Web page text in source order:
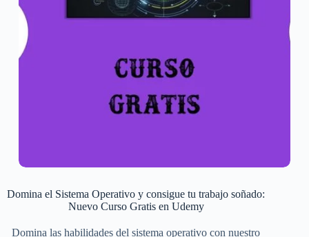
Domina el Sistema Operativo y consigue tu trabajo soñado:
Nuevo Curso Gratis en Udemy
Domina las habilidades del sistema operativo con nuestro